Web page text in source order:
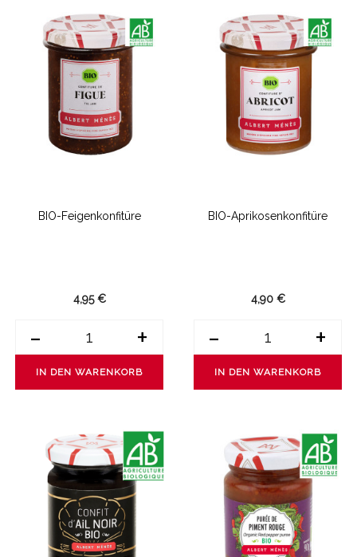
BIO-Feigenkonfitüre
4,95 €
- +
IN DEN WARENKORB
BIO-Aprikosenkonfitüre
4,90 €
- +
IN DEN WARENKORB